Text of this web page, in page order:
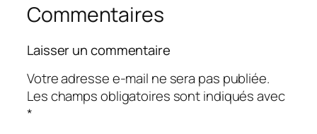
Commentaires
Laisser un commentaire
Votre adresse e-mail ne sera pas publiée.
Les champs obligatoires sont indiqués avec
*